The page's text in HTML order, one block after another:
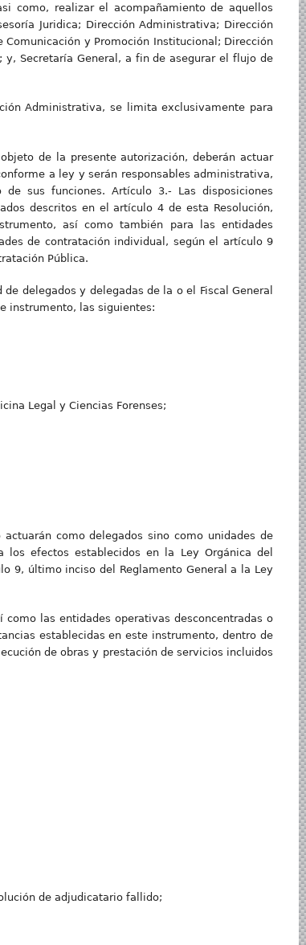
como, realizar el acompañamiento de aquellos
Juridica; Dirección Administrativa; Dirección
Comunicación y Promoción Institucional; Dirección
y, Secretaría General, a fin de asegurar el flujo de
Administrativa, se limita exclusivamente para
de la presente autorización, deberán actuar
a ley y serán responsables administrativa,
sus funciones. Artículo 3.- Las disposiciones
descritos en el artículo 4 de esta Resolución,
así como también para las entidades
de contratación individual, según el artículo 9
Pública.
delegados y delegadas de la o el Fiscal General
instrumento, las siguientes:
Legal y Ciencias Forenses;
como delegados sino como unidades de
los efectos establecidos en la Ley Orgánica del
9, último inciso del Reglamento General a la Ley
las entidades operativas desconcentradas o
establecidas en este instrumento, dentro de
de obras y prestación de servicios incluidos
de adjudicatario fallido;